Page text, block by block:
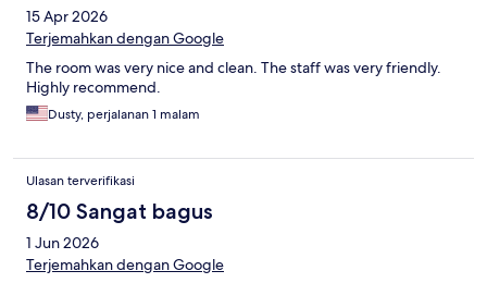
15 Apr 2026
Terjemahkan dengan Google
The room was very nice and clean. The staff was very friendly.
Highly recommend.
Dusty, perjalanan 1 malam
Ulasan terverifikasi
8/10 Sangat bagus
1 Jun 2026
Terjemahkan dengan Google